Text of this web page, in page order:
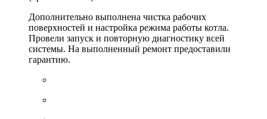
Дополнительно выполнена чистка рабочих
поверхностей и настройка режима работы котла.
Провели запуск и повторную диагностику всей
системы. На выполненный ремонт предоставили
гарантию.